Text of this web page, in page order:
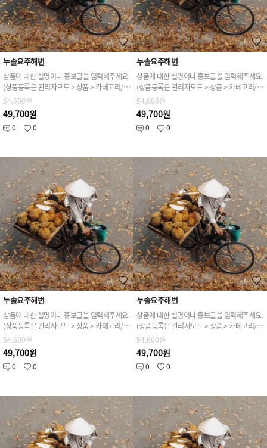
누솔요주해변
상품에 대한 설명이나 홍보글을 입력해주세요.
(상품등록은 관리자모드 > 상품 > 카테고리/상품관리 > 상품등록 가능)
54,600원
49,700원
0 0
누솔요주해변
상품에 대한 설명이나 홍보글을 입력해주세요.
(상품등록은 관리자모드 > 상품 > 카테고리/상품관리 > 상품등록 가능)
54,600원
49,700원
0 0
누솔요주해변
상품에 대한 설명이나 홍보글을 입력해주세요.
(상품등록은 관리자모드 > 상품 > 카테고리/상품관리 > 상품등록 가능)
54,600원
49,700원
0 0
누솔요주해변
상품에 대한 설명이나 홍보글을 입력해주세요.
(상품등록은 관리자모드 > 상품 > 카테고리/상품관리 > 상품등록 가능)
54,600원
49,700원
0 0